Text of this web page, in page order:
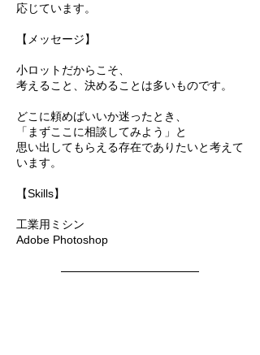
応じています。
【メッセージ】
小ロットだからこそ、
考えること、決めることは多いものです。
どこに頼めばいいか迷ったとき、
「まずここに相談してみよう」と
思い出してもらえる存在でありたいと考えて
います。
【Skills】
工業用ミシン
Adobe Photoshop